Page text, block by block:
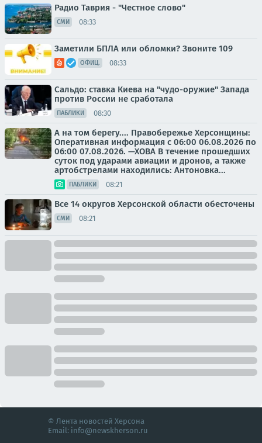
Радио Таврия - "Честное слово"
СМИ 08:33
Заметили БПЛА или обломки? Звоните 109
ОФИЦ. 08:33
Сальдо: ставка Киева на "чудо-оружие" Запада
против России не сработала
ПАБЛИКИ 08:30
А на том берегу.... Правобережье Херсонщины:
Оперативная информация с 06:00 06.08.2026 по
06:00 07.08.2026. —ХОВА В течение прошедших
суток под ударами авиации и дронов, а также
артобстрелами находились: Антоновка...
ПАБЛИКИ 08:21
Все 14 округов Херсонской области обесточены
СМИ 08:21
© Лента новостей Херсона
Email: info@newskherson.ru